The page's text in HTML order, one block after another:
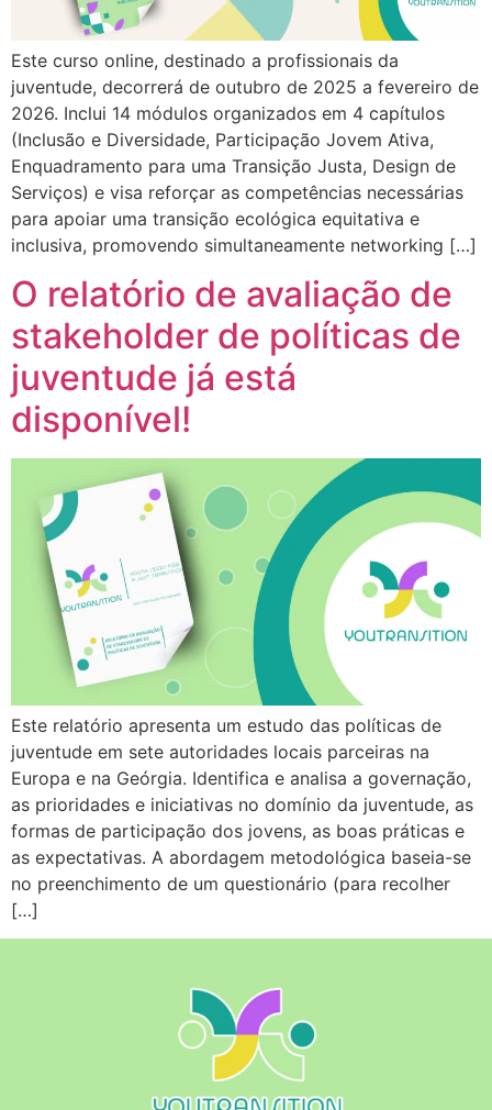
Este curso online, destinado a profissionais da
juventude, decorrerá de outubro de 2025 a fevereiro de
2026. Inclui 14 módulos organizados em 4 capítulos
(Inclusão e Diversidade, Participação Jovem Ativa,
Enquadramento para uma Transição Justa, Design de
Serviços) e visa reforçar as competências necessárias
para apoiar uma transição ecológica equitativa e
inclusiva, promovendo simultaneamente networking […]
O relatório de avaliação de
stakeholder de políticas de
juventude já está
disponível!
Este relatório apresenta um estudo das políticas de
juventude em sete autoridades locais parceiras na
Europa e na Geórgia. Identifica e analisa a governação,
as prioridades e iniciativas no domínio da juventude, as
formas de participação dos jovens, as boas práticas e
as expectativas. A abordagem metodológica baseia-se
no preenchimento de um questionário (para recolher
[…]